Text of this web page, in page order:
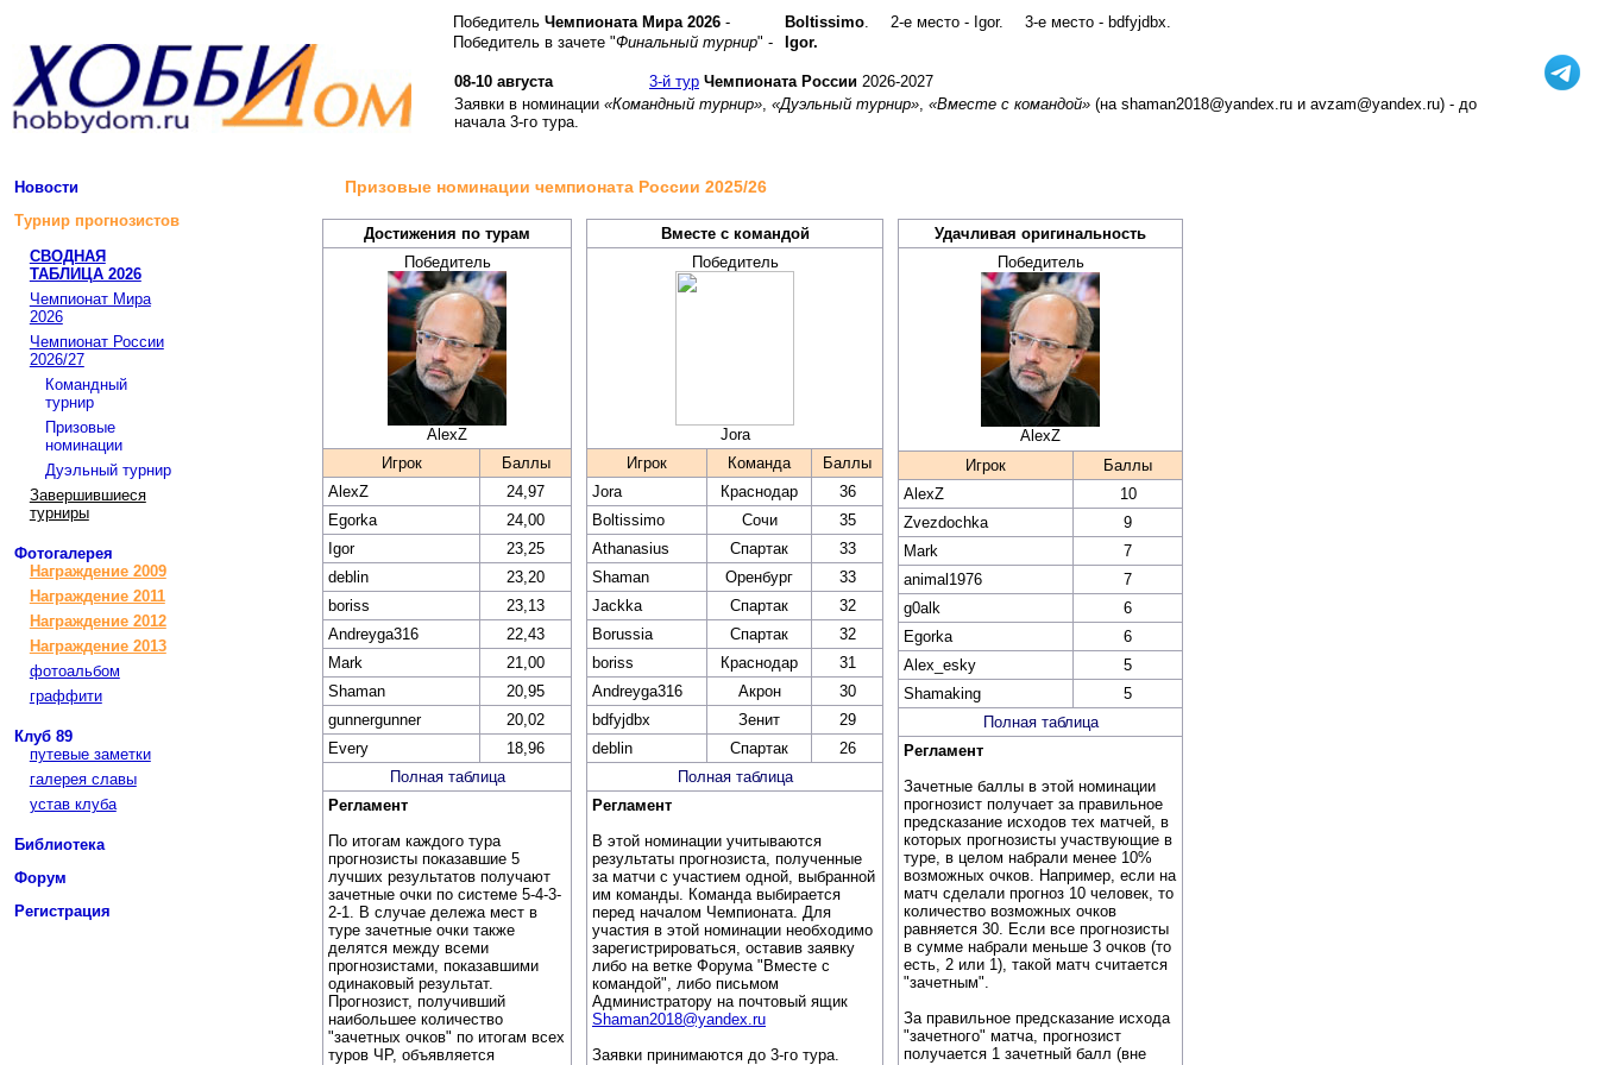
Победитель Чемпионата Мира 2026 - Boltissimo. 2-е место - Igor.
3-е место - bdfyjdbx.
Победитель в зачете "Финальный турнир" - Igor.
08-10 августа 3-й тур Чемпионата России 2026-2027
Заявки в номинации «Командный турнир», «Дуэльный турнир», «Вместе с командой» (на shaman2018@yandex.ru и avzam@yandex.ru) - до
начала 3-го тура.
Новости
Турнир прогнозистов
СВОДНАЯ
ТАБЛИЦА 2026
Чемпионат Мира
2026
Чемпионат России
2026/27
Командный
турнир
Призовые
номинации
Дуэльный турнир
Завершившиеся
турниры
Фотогалерея
Награждение 2009
Награждение 2011
Награждение 2012
Награждение 2013
фотоальбом
граффити
Клуб 89
путевые заметки
галерея славы
устав клуба
Библиотека
Форум
Регистрация
Призовые номинации чемпионата России 2025/26
Достижения по турам
Победитель
AlexZ
Игрок
Баллы
AlexZ
24,97
Egorka
24,00
Igor
23,25
deblin
23,20
boriss
23,13
Andreyga316
22,43
Mark
21,00
Shaman
20,95
gunnergunner
20,02
Every
18,96
Полная таблица
Регламент
По итогам каждого тура
прогнозисты показавшие 5
лучших результатов получают
зачетные очки по системе 5-4-3-
2-1. В случае дележа мест в
туре зачетные очки также
делятся между всеми
прогнозистами, показавшими
одинаковый результат.
Прогнозист, получивший
наибольшее количество
"зачетных очков" по итогам всех
туров ЧР, объявляется
Вместе с командой
Победитель
Jora
Игрок
Команда
Баллы
Jora
Краснодар
36
Boltissimo
Сочи
35
Athanasius
Спартак
33
Shaman
Оренбург
33
Jackka
Спартак
32
Borussia
Спартак
32
boriss
Краснодар
31
Andreyga316
Акрон
30
bdfyjdbx
Зенит
29
deblin
Спартак
26
Полная таблица
Регламент
В этой номинации учитываются
результаты прогнозиста, полученные
за матчи с участием одной, выбранной
им команды. Команда выбирается
перед началом Чемпионата. Для
участия в этой номинации необходимо
зарегистрироваться, оставив заявку
либо на ветке Форума "Вместе с
командой", либо письмом
Администратору на почтовый ящик
Shaman2018@yandex.ru
Заявки принимаются до 3-го тура.
Удачливая оригинальность
Победитель
AlexZ
Игрок
Баллы
AlexZ
10
Zvezdochka
9
Mark
7
animal1976
7
g0alk
6
Egorka
6
Alex_esky
5
Shamaking
5
Полная таблица
Регламент
Зачетные баллы в этой номинации
прогнозист получает за правильное
предсказание исходов тех матчей, в
которых прогнозисты участвующие в
туре, в целом набрали менее 10%
возможных очков. Например, если на
матч сделали прогноз 10 человек, то
количество возможных очков
равняется 30. Если все прогнозисты
в сумме набрали меньше 3 очков (то
есть, 2 или 1), такой матч считается
"зачетным".
За правильное предсказание исхода
"зачетного" матча, прогнозист
получается 1 зачетный балл (вне